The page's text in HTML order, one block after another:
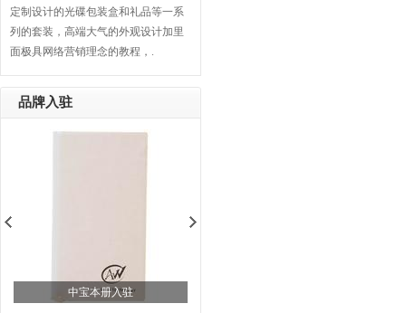
定制设计的光碟包装盒和礼品等一系
列的套装，高端大气的外观设计加里
面极具网络营销理念的教程，.
品牌入驻
中宝本册入驻